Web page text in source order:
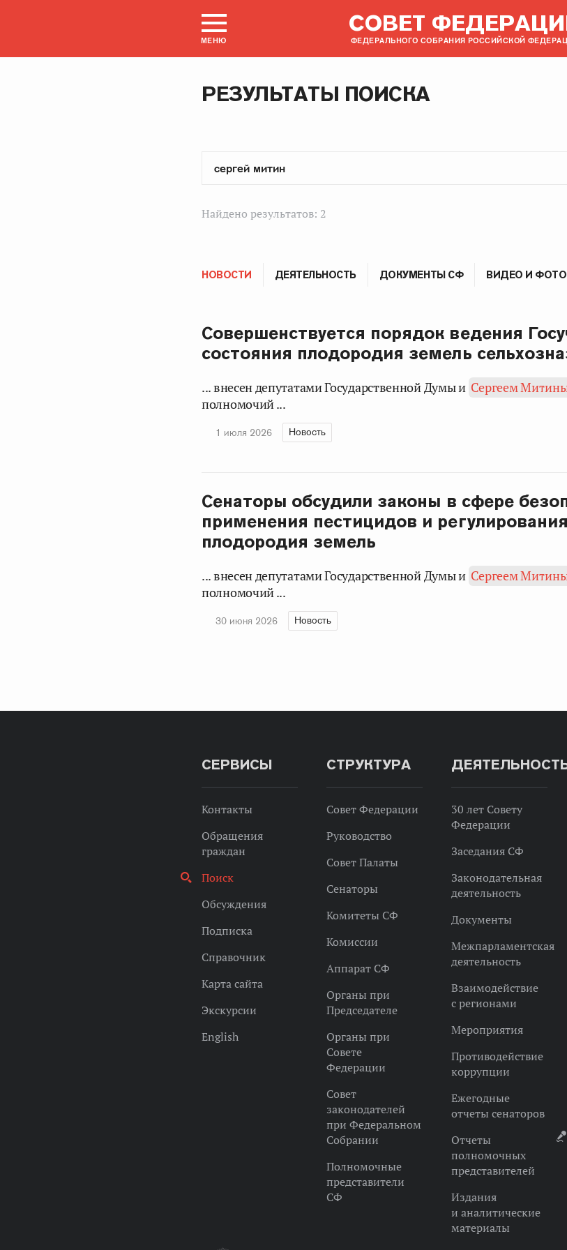
МЕНЮ
СОВЕТ
ФЕДЕРАЛЬНОГО СОБРАНИЯ РОССИЙСКОЙ
РЕЗУЛЬТАТЫ ПОИСКА
Найдено результатов: 2
НОВОСТИ ДЕЯТЕЛЬНОСТЬ ДОКУМЕНТЫ СФ ВИДЕО И ФОТО
Совершенствуется порядок ведения
состояния плодородия земель
... внесен депутатами Государственной Думы и Сергеем
полномочий ...
1 июля 2026 Новость
Сенаторы обсудили законы в сфере
применения пестицидов и
плодородия земель
... внесен депутатами Государственной Думы и Сергеем
полномочий ...
30 июня 2026 Новость
СЕРВИСЫ
Контакты
Обращения
граждан
Поиск
Обсуждения
Подписка
Справочник
Карта сайта
Экскурсии
English
СТРУКТУРА
Совет Федерации
Руководство
Совет Палаты
Сенаторы
Комитеты СФ
Комиссии
Аппарат СФ
Органы при
Председателе
Органы при
Совете
Федерации
Совет
законодателей
при Федеральном
Собрании
Полномочные
представители
СФ
30 лет Совету
Федерации
Заседания СФ
Законодательная
деятельность
Документы
Межпарламентская
деятельность
Взаимодействие
с регионами
Мероприятия
Противодействие
коррупции
Ежегодные
отчеты сенаторов
Отчеты
полномочных
представителей
Издания
и аналитические
материалы